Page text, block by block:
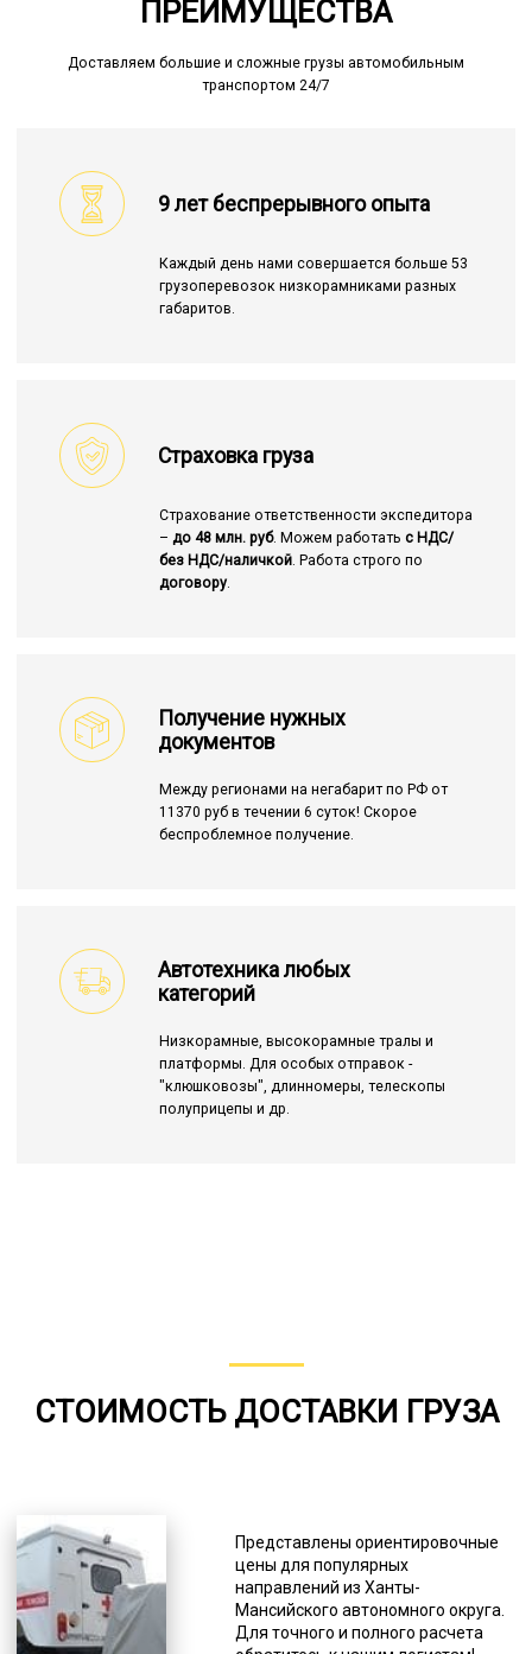
ПРЕИМУЩЕСТВА
Доставляем большие и сложные грузы автомобильным
транспортом 24/7
9 лет беспрерывного опыта
Каждый день нами совершается больше 53
грузоперевозок низкорамниками разных
габаритов.
Страховка груза
Страхование ответственности экспедитора
– до 48 млн. руб. Можем работать с НДС/
без НДС/наличкой. Работа строго по
договору.
Получение нужных
документов
Между регионами на негабарит по РФ от
11370 руб в течении 6 суток! Скорое
беспроблемное получение.
Автотехника любых
категорий
Низкорамные, высокорамные тралы и
платформы. Для особых отправок -
"клюшковозы", длинномеры, телескопы
полуприцепы и др.
СТОИМОСТЬ ДОСТАВКИ ГРУЗА
Представлены ориентировочные
цены для популярных
направлений из Ханты-
Мансийского автономного округа.
Для точного и полного расчета